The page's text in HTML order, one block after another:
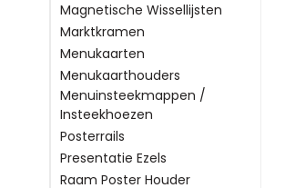
Magnetische Wissellijsten
Marktkramen
Menukaarten
Menukaarthouders
Menuinsteekmappen /
Insteekhoezen
Posterrails
Presentatie Ezels
Raam Poster Houder